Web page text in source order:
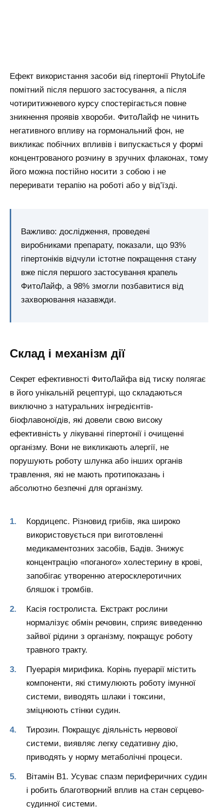
Ефект використання засоби від гіпертонії PhytoLife
помітний після першого застосування, а після
чотиритижневого курсу спостерігається повне
зникнення проявів хвороби. ФитоЛайф не чинить
негативного впливу на гормональний фон, не
викликає побічних впливів і випускається у формі
концентрованого розчину в зручних флаконах, тому
його можна постійно носити з собою і не
переривати терапію на роботі або у від’їзді.
Важливо: дослідження, проведені
виробниками препарату, показали, що 93%
гіпертоніків відчули істотне покращення стану
вже після першого застосування крапель
ФитоЛайф, а 98% змогли позбавитися від
захворювання назавжди.
Склад і механізм дії
Секрет ефективності ФитоЛайфа від тиску полягає
в його унікальній рецептурі, що складаються
виключно з натуральних інгредієнтів-
біофлавоноїдів, які довели свою високу
ефективність у лікуванні гіпертонії і очищенні
організму. Вони не викликають алергії, не
порушують роботу шлунка або інших органів
травлення, які не мають протипоказань і
абсолютно безпечні для організму.
Кордицепс. Різновид грибів, яка широко
використовується при виготовленні
медикаментозних засобів, Бадів. Знижує
концентрацію «поганого» холестерину в крові,
запобігає утворенню атеросклеротичних
бляшок і тромбів.
Касія гостролиста. Екстракт рослини
нормалізує обмін речовин, сприяє виведенню
зайвої рідини з організму, покращує роботу
травного тракту.
Пуерарія мирифика. Корінь пуерарії містить
компоненти, які стимулюють роботу імунної
системи, виводять шлаки і токсини,
зміцнюють стінки судин.
Тирозин. Покращує діяльність нервової
системи, виявляє легку седативну дію,
приводять у норму метаболічні процеси.
Вітамін В1. Усуває спазм периферичних судин
і робить благотворний вплив на стан серцево-
судинної системи.